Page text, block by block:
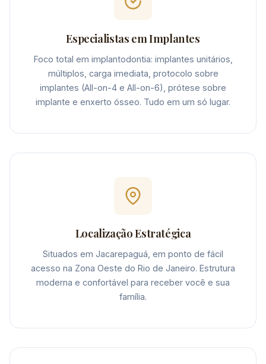
Especialistas em Implantes
Foco total em implantodontia: implantes unitários,
múltiplos, carga imediata, protocolo sobre
implantes (All-on-4 e All-on-6), prótese sobre
implante e enxerto ósseo. Tudo em um só lugar.
Localização Estratégica
Situados em Jacarepaguá, em ponto de fácil
acesso na Zona Oeste do Rio de Janeiro. Estrutura
moderna e confortável para receber você e sua
família.